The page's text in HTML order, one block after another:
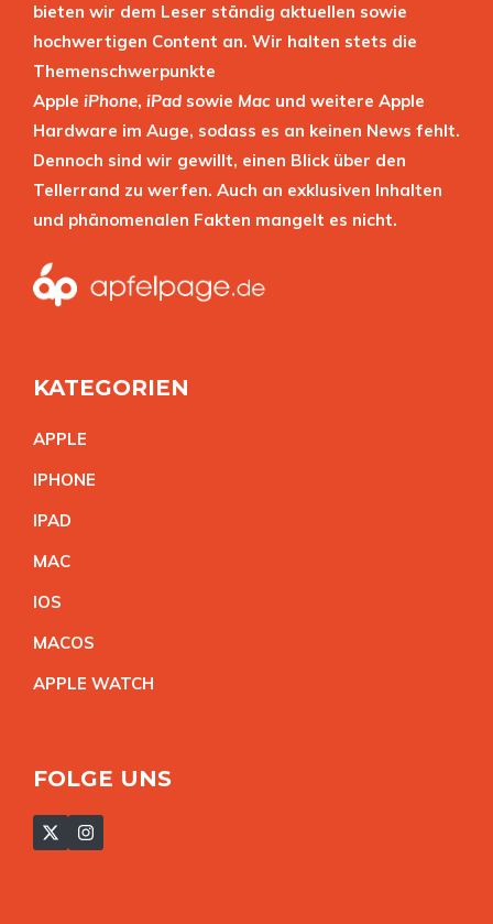
bieten wir dem Leser ständig aktuellen sowie
hochwertigen Content an. Wir halten stets die
Themenschwerpunkte
Apple iPhone, iPad sowie Mac und weitere Apple
Hardware im Auge, sodass es an keinen News fehlt.
Dennoch sind wir gewillt, einen Blick über den
Tellerrand zu werfen. Auch an exklusiven Inhalten
und phänomenalen Fakten mangelt es nicht.
KATEGORIEN
APPLE
IPHONE
IPAD
MAC
IOS
MACOS
APPLE WATCH
FOLGE UNS